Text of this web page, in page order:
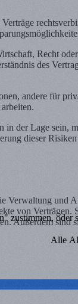
Recht
des
andere für
der Lage sein,
dieser
Verwaltung
von Verträgen.
Außerdem
zustimmen,
Alle